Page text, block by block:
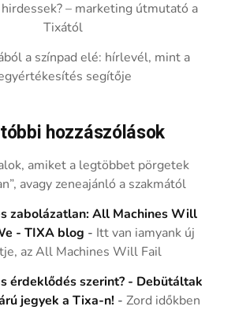
– marketing útmutató a
Tixától
a színpad elé: hírlevél, mint a
segítője
hozzászólások
amiket a legtöbbet pörgetek
avagy zeneajánló a szakmától
zabolázatlan: All Machines Will
- TIXA blog - Itt van iamyank új
az All Machines Will Fail
érdeklődés szerint? - Debütáltak
jegyek a Tixa-n! -Zord időkben